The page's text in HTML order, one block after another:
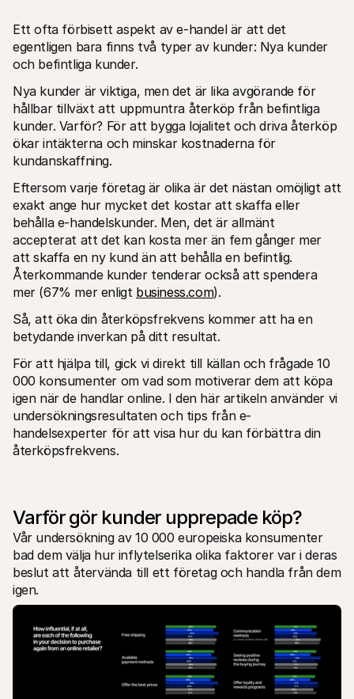
Technical resources
Developers portal
Discover developer resources and updates
Libraries
Integrate Mollie with ready-to-go libraries
Discord community
Join our developer community
Docs
About Mollie
Pricing
View our pricing
About us
Learn more about our story and
values
News
Careers
Come work for us - we're hiring!
Contact
For shoppers
Find out why Mollie is on your bank statement
For Mollie customers
Reach out to our customer support team
Contact sales
Discover how we can help your business
Ett ofta förbisett aspekt av e-handel är att det
egentligen bara finns två typer av kunder: Nya kunder
och befintliga kunder.
Nya kunder är viktiga, men det är lika avgörande för
hållbar tillväxt att uppmuntra återköp från befintliga
kunder. Varför? För att bygga lojalitet och driva återköp
ökar intäkterna och minskar kostnaderna för
kundanskaffning.
Eftersom varje företag är olika är det nästan omöjligt att
exakt ange hur mycket det kostar att skaffa eller
behålla e-handelskunder. Men, det är allmänt
accepterat att det kan kosta mer än fem gånger mer
att skaffa en ny kund än att behålla en befintlig.
Återkommande kunder tenderar också att spendera
mer (67% mer enligt business.com).
Så, att öka din återköpsfrekvens kommer att ha en
betydande inverkan på ditt resultat.
För att hjälpa till, gick vi direkt till källan och frågade 10
000 konsumenter om vad som motiverar dem att köpa
igen när de handlar online. I den här artikeln använder vi
undersökningsresultaten och tips från e-
handelsexperter för att visa hur du kan förbättra din
återköpsfrekvens.
Varför gör kunder upprepade köp?
Vår undersökning av 10 000 europeiska konsumenter
bad dem välja hur inflytelserika olika faktorer var i deras
beslut att återvända till ett företag och handla från dem
igen.